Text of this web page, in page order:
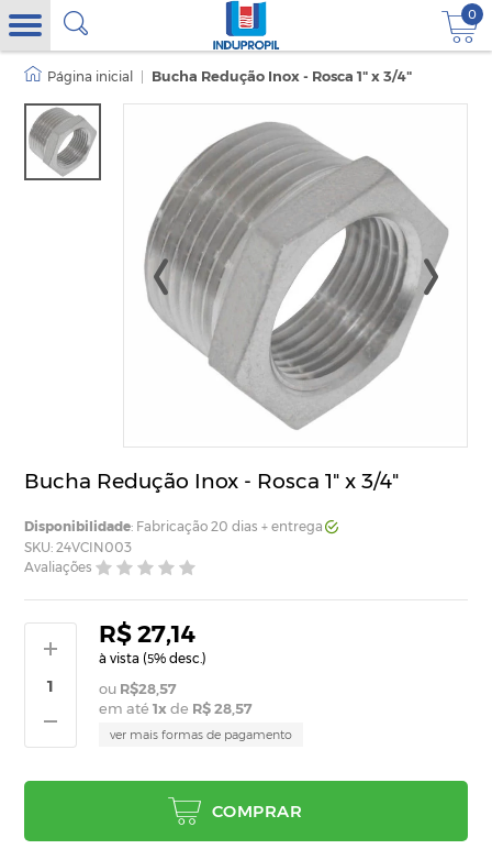
0
Bucha Redução Inox - Rosca 1" x 3/4"
Bucha Redução Inox - Rosca 1" x 3/4"
Disponibilidade: Fabricação 20 dias + entrega
SKU: 24VCIN003
Avaliações
R$ 27,14
à vista (5% desc.)
R$28,57
em até1x de R$ 28,57
ver mais formas de pagamento
COMPRAR